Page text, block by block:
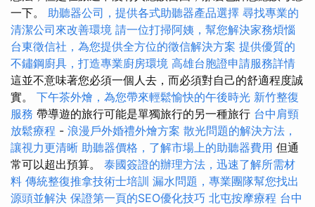
一下。 助聽器公司，提供各式助聽器產品選擇 尋找專業的
清潔公司來改善環境 請一位打掃阿姨，幫您解決家務煩惱
台東徵信社，為您提供全方位的徵信解決方案 提供優質的
不鏽鋼廚具，打造專業廚房環境 高雄台胞證申請服務詳情
這並不意味著您必須一個人去，而必須對自己的舒適程度誠
實。 下午茶外燴，為您帶來輕鬆愉快的午後時光 新竹整復
服務 帶導遊的旅行可能是單獨旅行的另一種旅行 台中肩頸
放鬆療程 - 浪漫戶外婚禮外燴方案 散光問題的解決方法，
讓視力更清晰 助聽器價格，了解市場上的助聽器費用 但通
常可以超出預算。 泰國簽證的辦理方法，迅速了解所需材
料 傳統整復推拿技術士培訓 漏水問題，專業團隊幫您找出
源頭並解決 保證第一頁的SEO優化技巧 北屯按摩療程 台中